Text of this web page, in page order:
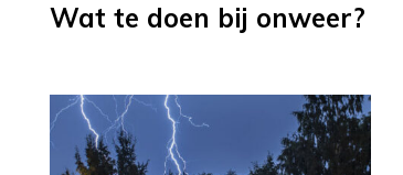
Wat te doen bij onweer?